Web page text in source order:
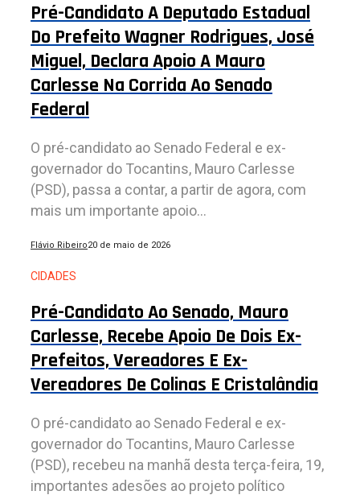
Pré-Candidato A Deputado Estadual
Do Prefeito Wagner Rodrigues, José
Miguel, Declara Apoio A Mauro
Carlesse Na Corrida Ao Senado
Federal
O pré-candidato ao Senado Federal e ex-
governador do Tocantins, Mauro Carlesse
(PSD), passa a contar, a partir de agora, com
mais um importante apoio...
Flávio Ribeiro20 de maio de 2026
CIDADES
Pré-Candidato Ao Senado, Mauro
Carlesse, Recebe Apoio De Dois Ex-
Prefeitos, Vereadores E Ex-
Vereadores De Colinas E Cristalândia
O pré-candidato ao Senado Federal e ex-
governador do Tocantins, Mauro Carlesse
(PSD), recebeu na manhã desta terça-feira, 19,
importantes adesões ao projeto político